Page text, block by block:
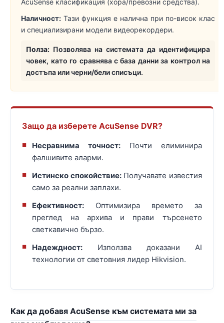
AcuSense класификация (хора/превозни средства).
Наличност: Тази функция е налична при по-висок клас
и специализирани модели видеорекордери.
Полза: Позволява на системата да идентифицира
човек, като го сравнява с база данни за контрол на
достъпа или черни/бели списъци.
Защо да изберете AcuSense DVR?
Несравнима точност: Почти елиминира
фалшивите аларми.
Истинско спокойствие:Получавате известия
само за реални заплахи.
Ефективност: Оптимизира времето за
преглед на архива и прави търсенето
светкавично бързо.
Надеждност: Използва доказани AI
технологии от световния лидер Hikvision.
Как да добавя AcuSense към системата ми за